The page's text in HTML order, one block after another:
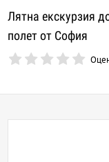
Лятна екскурзия
полет от София